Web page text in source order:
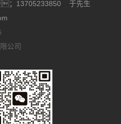
13705233850 于先生
公司